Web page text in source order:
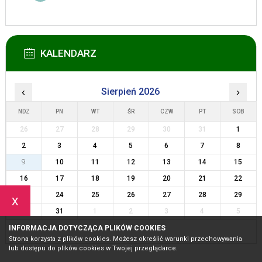
x
INFORMACJA DOTYCZĄCA PLIKÓW COOKIES
Strona korzysta z plików cookies. Możesz określić warunki przechowywania
lub dostępu do plików cookies w Twojej przeglądarce.
KALENDARZ
‹ Sierpień 2026 ›
NDZ PN WT ŚR CZW PT SOB
26 27 28 29 30 31
1
2
3 4 5 6 7
8
9
10 11 12 13 14
15
16
17 18 19 20 21
22
24 25 26 27 28
29
31 1 2 3 4 5